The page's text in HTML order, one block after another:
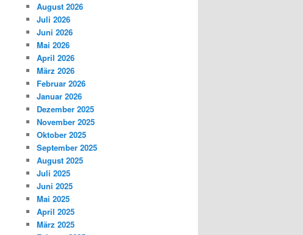
August 2026
Juli 2026
Juni 2026
Mai 2026
April 2026
März 2026
Februar 2026
Januar 2026
Dezember 2025
November 2025
Oktober 2025
September 2025
August 2025
Juli 2025
Juni 2025
Mai 2025
April 2025
März 2025